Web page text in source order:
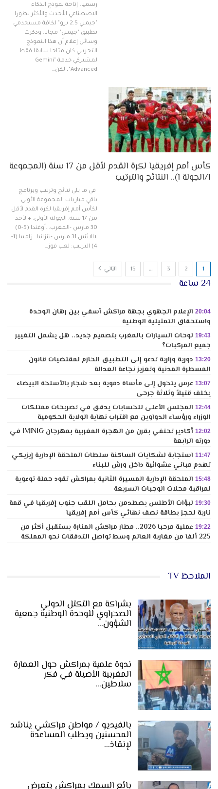
رسميا، إتاحة نموذج الذكاء
الاصطناعي الأحدث والأكثر تطورا
"جيمني 2.5 برو" لكافة مستخدمي
تطبيق "جيمني" مجانا. وذكرت
وسائل إعلام أن هذا النموذج
التجريبي كان متاحا سابقا فقط
لمشتركي خدمة "Gemini
Advanced"، لكن…
كأس أمم إفريقيا لكرة القدم لأقل من 17 سنة (المجموعة
1/الجولة 1).. النتائج والترتيب
في ما يلي نتائج وترتيب وبرنامج
باقي مباريات المجموعة الأولى
لكأس أمم إفريقيا لكرة القدم لأقل
من 17 سنة: الجولة الأولى: +الأحد
30 مارس -المغرب...أوغندا (5-0)
+الاثنين 31 مارس -تنزانيا...زامبيا (1-
4) الترتيب: لعب فوز…
1
2
3
…
15 التالي
24 ساعة
20:04 الإعلام الجهوي بجهة مراكش آسفي بين رهان الوحدة
واستحقاق التمثيلية الوطنية
19:43 لوحات السيارات بالمغرب بتصميم جديد.. هل يشمل التغيير
جميع المركبات؟
13:20 دورية وزارية تدعو إلى التطبيق الحازم لمقتضيات قانون
المسطرة المدنية وتعزيز نجاعة العدالة
13:07 عرس يتحول إلى مأساة دموية بعد شجار بالأسلحة البيضاء
يخلف قتيلاً وثلاثة جرحى
12:44 المجلس الأعلى للحسابات يدقق في تصريحات ممتلكات
الوزراء ورؤساء الدواوين مع اقتراب نهاية الولاية الحكومية
12:02
أكادير تحتفي بقرن من الهجرة المغربية بمهرجان IMINIG في
دورته الرابعة
11:47 استجابة لشكايات الساكنة سلطات الملحقة الإدارية إيزيكي
تهدم مباني عشوائية داخل ورش للبناء
15:48 الملحقة الإدارية المسيرة الثانية بمراكش تقود حملة توعوية
لمراقبة محلات الوجبات السريعة
19:30 لبؤات الأطلس يصطدمن بحامل اللقب جنوب إفريقيا في قمة
نارية لحجز بطاقة نصف نهائي كأس أمم إفريقيا
19:22
عملية مرحبا 2026.. مطار مراكش المنارة يستقبل أكثر من
225 ألفا من مغاربة العالم وسط تواصل التدفقات نحو المملكة
الملاحظ TV
بشراكة مع التكتل الدولي
الصحراوي للوحدة الوطنية جمعية
الشؤون…
ندوة علمية بمراكش حول العمارة
المغربية الأصيلة في فكر
سلاطين…
بالفيديو / مواطن مراكشي يناشد
المحسنين ويطلب المساعدة
لإنقاذ…
بائع السمك بمراكش يتعرض